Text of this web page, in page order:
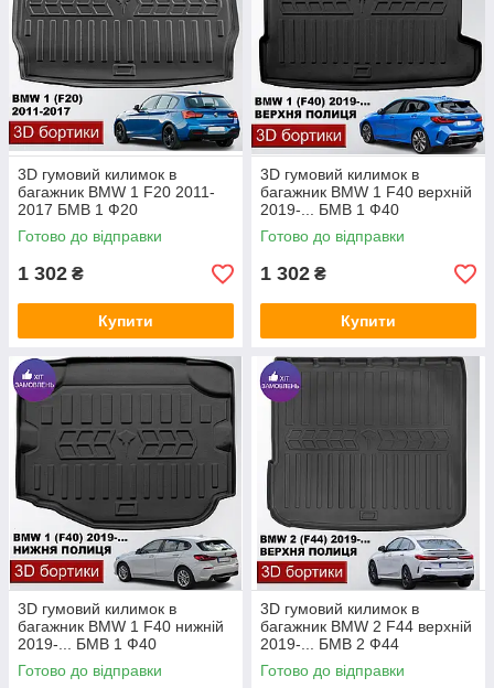
BMW iX1 2022-...
BMW iX3 G08 2021-...
BMW X1 E84 2009-2015
BMW X1 F48 2015-2022 верхній
BMW X1 F48 2015-2022 нижній
BMW X1 U11 2022-...
BMW X3 E83 2003-2010
BMW X3 F25 2010-2017
BMW X4 G02 2018-...
BMW X5 E70 2006-2013
BMW X5 F15 2013-2018
BMW X5 G05 2018-...
BMW X6 F16 2014-20​19
BMW X6 G06 2019-...
3D гумовий килимок в
багажник BMW 1 F20 2011-
2017 БМВ 1 Ф20
Готово до відправки
1 302 ₴
Купити
3D гумовий килимок в
багажник BMW 1 F40 верхній
2019-... БМВ 1 Ф40
Готово до відправки
1 302 ₴
Купити
3D гумовий килимок в
багажник BMW 1 F40 нижній
2019-... БМВ 1 Ф40
Готово до відправки
3D гумовий килимок в
багажник BMW 2 F44 верхній
2019-... БМВ 2 Ф44
Готово до відправки